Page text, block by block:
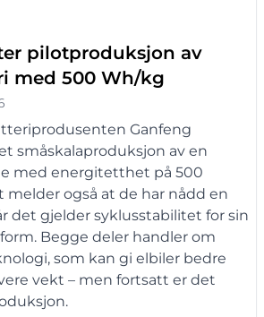
pilotproduksjon av
med 500 Wh/kg
Ganfeng
småskalaproduksjon av en
med energitetthet på 500
melder også at de har nådd en
det gjelder syklusstabilitet for sin
Begge deler handler om
som kan gi elbiler bedre
vekt – men fortsatt er det